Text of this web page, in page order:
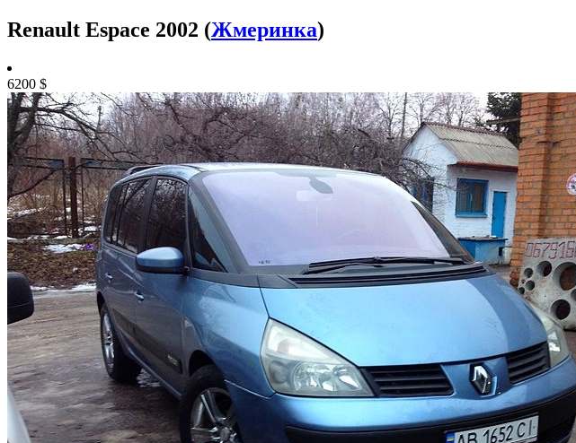
Renault Espace 2002 (Жмеринка)
6200 $